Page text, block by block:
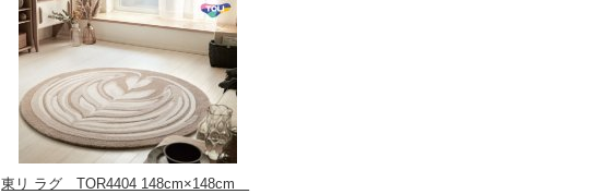
東リ ラグ TOR4404 148cm×148cm